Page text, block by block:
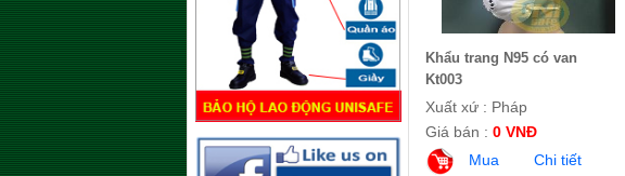
Khẩu trang N95 có van
Kt003
Xuất xứ : Pháp
Giá bán : 0 VNĐ
Mua
Chi tiết